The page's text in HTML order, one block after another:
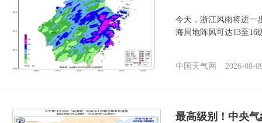
今天，浙江风雨将进一
海局地阵风可达13至16
中国天气网 2026-08-
最高级别！中央